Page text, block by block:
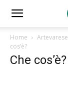
Home Artevarese
cos’è?
Che cos’è?